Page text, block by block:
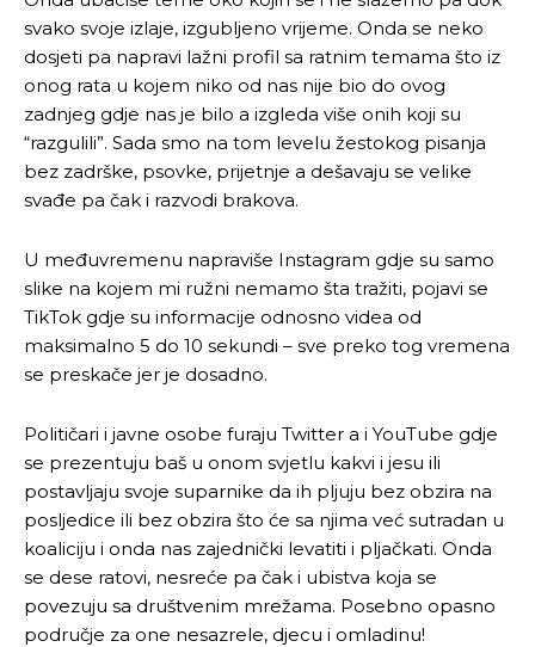
svako svoje izlaje, izgubljeno vrijeme. Onda se neko
dosjeti pa napravi lažni profil sa ratnim temama što iz
onog rata u kojem niko od nas nije bio do ovog
zadnjeg gdje nas je bilo a izgleda više onih koji su
“razgulili”. Sada smo na tom levelu žestokog pisanja
bez zadrške, psovke, prijetnje a dešavaju se velike
svađe pa čak i razvodi brakova.
U međuvremenu napraviše Instagram gdje su samo
slike na kojem mi ružni nemamo šta tražiti, pojavi se
TikTok gdje su informacije odnosno videa od
maksimalno 5 do 10 sekundi – sve preko tog vremena
se preskače jer je dosadno.
Političari i javne osobe furaju Twitter a i YouTube gdje
se prezentuju baš u onom svjetlu kakvi i jesu ili
postavljaju svoje suparnike da ih pljuju bez obzira na
posljedice ili bez obzira što će sa njima već sutradan u
koaliciju i onda nas zajednički levatiti i pljačkati. Onda
se dese ratovi, nesreće pa čak i ubistva koja se
povezuju sa društvenim mrežama. Posebno opasno
područje za one nesazrele, djecu i omladinu!